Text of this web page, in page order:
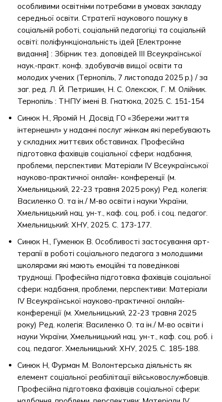
особливими освітніми потребами в умовах закладу
середньої освіти. Стратегії наукового пошуку в
соціальній роботі, соціальній педагогіці та соціальній
освіті: поліфункціональність ідей [Електронне
видання] : Збірник тез. доповідей ІІІ Всеукраїнської
наук.-практ. конф. здобувачів вищої освіти та
молодих учених (Тернопіль, 7 листопада 2025 р.) / за
заг. ред. Л. Й. Петришин, Н. С. Олексюк, Г. М. Олійник.
Тернопіль : ТНПУ імені В. Гнатюка, 2025. С. 151-154
Синюк Н., Яромій Н. Досвід ГО «Збережи життя
інтернешнл» у наданні послуг жінкам які перебувають
у складних життєвих обставинах. Професійна
підготовка фахівців соціальної сфери: надбання,
проблеми, перспективи: Матеріали IV Всеукраїнської
науково-практичної онлайн- конференції (м.
Хмельницький, 22-23 травня 2025 року) Ред. колегія:
Василенко О. та ін./ М-во освіти і науки України,
Хмельницький нац. ун-т., каф. соц. роб. і соц. педагог.
Хмельницький: ХНУ, 2025. С. 173-177.
Синюк Н., Гуменюк В. Особливості застосування арт-
терапії в роботі соціального педагога з молодшими
школярами які мають емоційні та поведінкові
труднощі. Професійна підготовка фахівців соціальної
сфери: надбання, проблеми, перспективи: Матеріали
IV Всеукраїнської науково-практичної онлайн-
конференції (м. Хмельницький, 22-23 травня 2025
року) Ред. колегія: Василенко О. та ін./ М-во освіти і
науки України, Хмельницький нац. ун-т., каф. соц. роб. і
соц. педагог. Хмельницький: ХНУ, 2025. С. 185-188.
Синюк Н, Фурман М. Волонтерська діяльність як
елемент соціальної реабілітації військовослужбовців.
Професійна підготовка фахівців соціальної сфери: